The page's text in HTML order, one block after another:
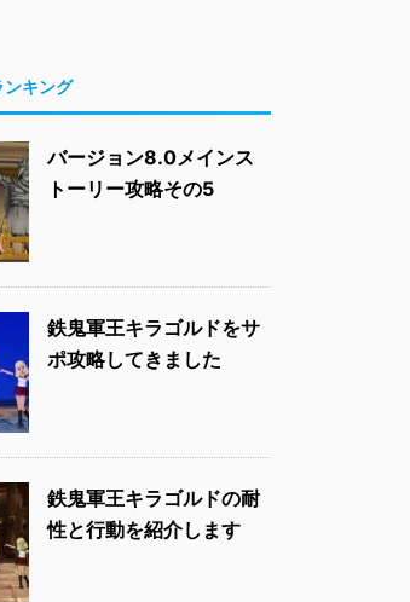
ンキング
バージョン8.0メインス
トーリー攻略その5
鉄鬼軍王キラゴルドをサ
ポ攻略してきました
鉄鬼軍王キラゴルドの耐
性と行動を紹介します